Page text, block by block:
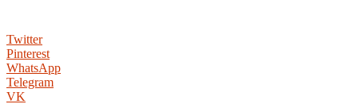
Twitter
Pinterest
WhatsApp
Telegram
VK